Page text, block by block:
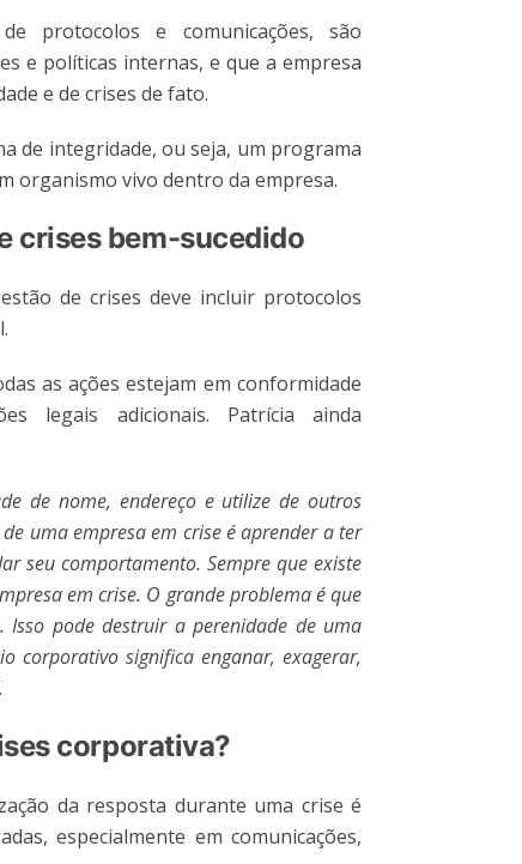
protocolos e comunicações, são
e políticas internas, e que a empresa
e de crises de fato.
de integridade, ou seja, um programa
organismo vivo dentro da empresa.
crises bem-sucedido
de crises deve incluir protocolos
as ações estejam em conformidade
legais adicionais. Patrícia ainda
de nome, endereço e utilize de outros
uma empresa em crise é aprender a ter
seu comportamento. Sempre que existe
em crise. O grande problema é que
Isso pode destruir a perenidade de uma
corporativo significa enganar, exagerar,
corporativa?
da resposta durante uma crise é
especialmente em comunicações,